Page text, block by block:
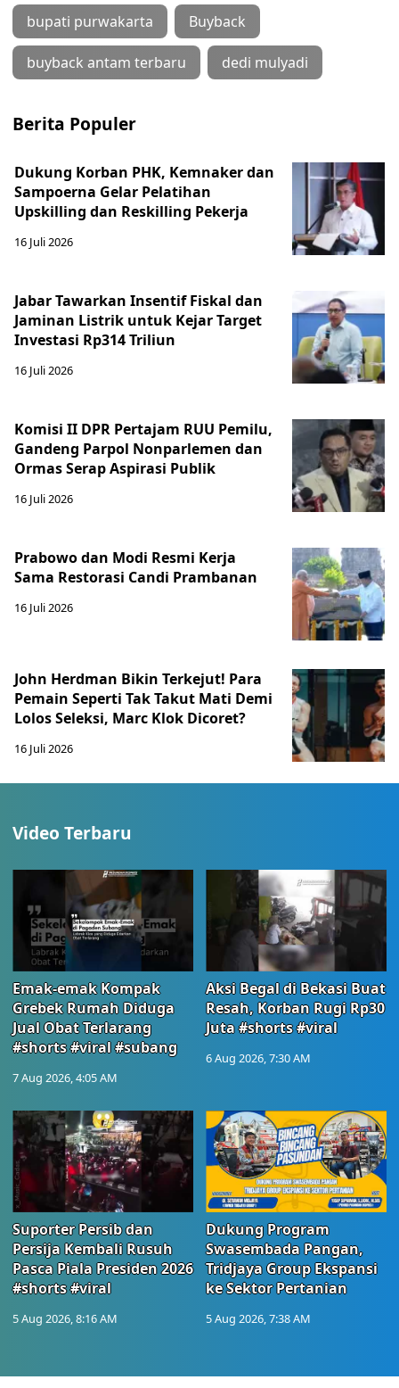
bupati purwakarta Buyback
buyback antam terbaru dedi mulyadi
Berita Populer
Dukung Korban PHK, Kemnaker dan
Sampoerna Gelar Pelatihan
Upskilling dan Reskilling Pekerja
16 Juli 2026
Jabar Tawarkan Insentif Fiskal dan
Jaminan Listrik untuk Kejar Target
Investasi Rp314 Triliun
16 Juli 2026
Komisi II DPR Pertajam RUU Pemilu,
Gandeng Parpol Nonparlemen dan
Ormas Serap Aspirasi Publik
16 Juli 2026
Prabowo dan Modi Resmi Kerja
Sama Restorasi Candi Prambanan
16 Juli 2026
John Herdman Bikin Terkejut! Para
Pemain Seperti Tak Takut Mati Demi
Lolos Seleksi, Marc Klok Dicoret?
16 Juli 2026
Video Terbaru
Emak-emak Kompak
Grebek Rumah Diduga
Jual Obat Terlarang
#shorts #viral #subang
7 Aug 2026, 4:05 AM
Aksi Begal di Bekasi Buat
Resah, Korban Rugi Rp30
Juta #shorts #viral
6 Aug 2026, 7:30 AM
Suporter Persib dan
Persija Kembali Rusuh
Pasca Piala Presiden 2026
#shorts #viral
5 Aug 2026, 8:16 AM
Dukung Program
Swasembada Pangan,
Tridjaya Group Ekspansi
ke Sektor Pertanian
5 Aug 2026, 7:38 AM